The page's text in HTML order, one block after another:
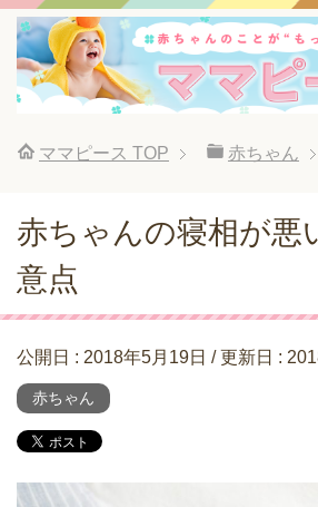
ママピース TOP 赤ちゃん
赤ちゃんの寝相が悪
意点
公開日 : 2018年5月19日 / 更新日 :
赤ちゃん